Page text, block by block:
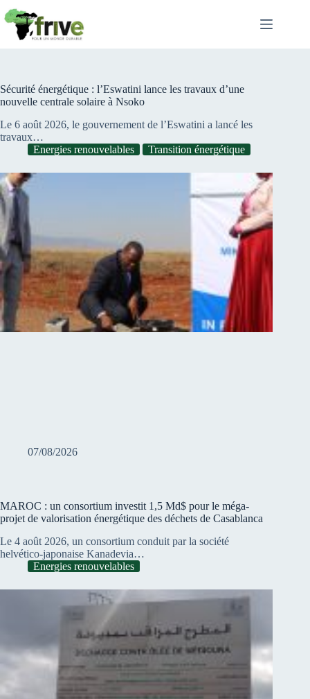
au
contenu
Sécurité énergétique : l’Eswatini lance les travaux d’une
nouvelle centrale solaire à Nsoko
Le 6 août 2026, le gouvernement de l’Eswatini a lancé les
travaux…
Energies renouvelables
Transition énergétique
07/08/2026
MAROC : un consortium investit 1,5 Md$ pour le méga-
projet de valorisation énergétique des déchets de Casablanca
Le 4 août 2026, un consortium conduit par la société
helvético-japonaise Kanadevia…
Energies renouvelables